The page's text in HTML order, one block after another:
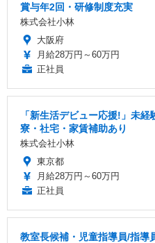
賞与年2回・研修制度充実
株式会社小林
大阪府
月給28万円～60万円
正社員
「新生活デビュー応援!」未
寮・社宅・家賃補助あり
株式会社小林
東京都
月給28万円～60万円
正社員
教室長候補・児童指導員/指導